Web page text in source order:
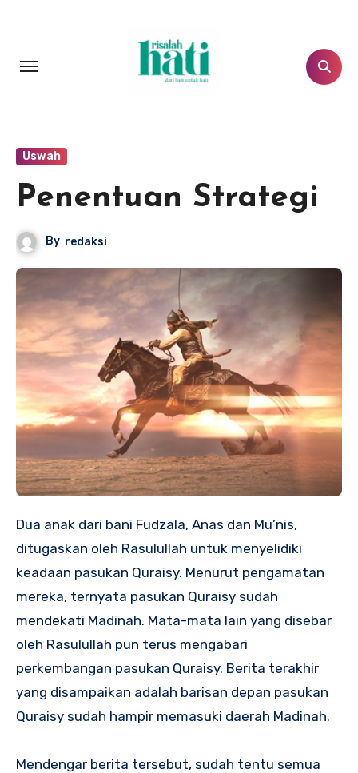
Uswah
Penentuan Strategi
By redaksi
Dua anak dari bani Fudzala, Anas dan Mu’nis,
ditugaskan oleh Rasulullah untuk menyelidiki
keadaan pasukan Quraisy. Menurut pengamatan
mereka, ternyata pasukan Quraisy sudah
mendekati Madinah. Mata-mata lain yang disebar
oleh Rasulullah pun terus mengabari
perkembangan pasukan Quraisy. Berita terakhir
yang disampaikan adalah barisan depan pasukan
Quraisy sudah hampir memasuki daerah Madinah.
Mendengar berita tersebut, sudah tentu semua